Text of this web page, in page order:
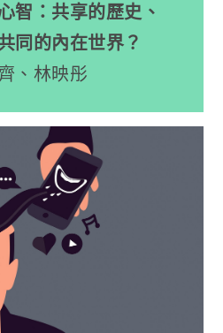
智：共享的歷史、
同的內在世界？
、林映彤